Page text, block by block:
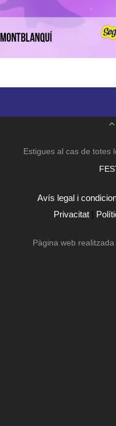
Estigues al cas de totes
Avís legal i
Privacitat |
Pàgina web